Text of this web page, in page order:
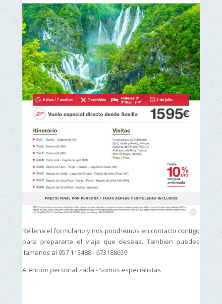
Rellena el formulario y nos pondremos en contacto contigo
para prepararte el viaje que deseas. Tambien puedes
llamanos al 957 113488 - 673188659
Atención personalizada - Somos especialistas